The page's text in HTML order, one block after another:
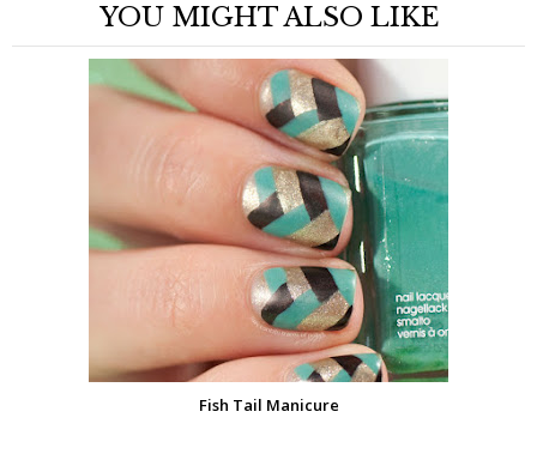
YOU MIGHT ALSO LIKE
Fish Tail Manicure